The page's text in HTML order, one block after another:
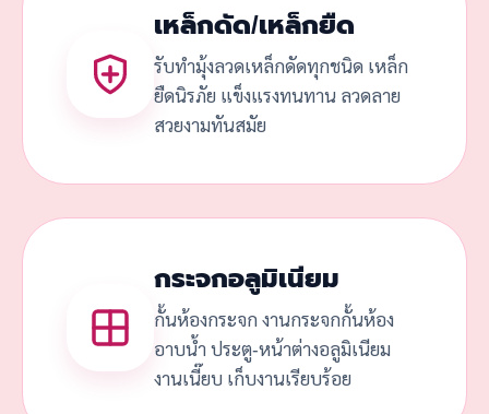
เหล็กดัด/เหล็กยืด
รับทำมุ้งลวดเหล็กดัดทุกชนิด เหล็ก
ยืดนิรภัย แข็งแรงทนทาน ลวดลาย
สวยงามทันสมัย
กระจกอลูมิเนียม
กั้นห้องกระจก งานกระจกกั้นห้อง
อาบน้ำ ประตู-หน้าต่างอลูมิเนียม
งานเนี๊ยบ เก็บงานเรียบร้อย